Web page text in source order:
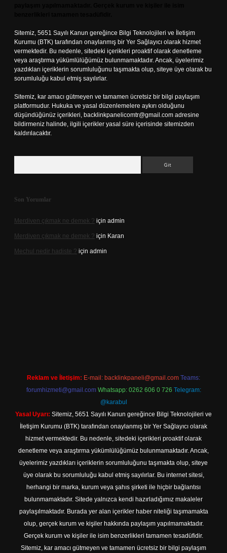
Sitemiz, 5651 Sayılı Kanun gereğince Bilgi Teknolojileri ve İletişim
Kurumu (BTK) tarafından onaylanmış bir Yer Sağlayıcı olarak hizmet
vermektedir. Bu nedenle, sitedeki içerikleri proaktif olarak denetleme
veya araştırma yükümlülüğümüz bulunmamaktadır. Ancak, üyelerimiz
yazdıkları içeriklerin sorumluluğunu taşımakta olup, siteye üye olarak bu
sorumluluğu kabul etmiş sayılırlar.
Sitemiz, kar amacı gütmeyen ve tamamen ücretsiz bir bilgi paylaşım
platformudur. Hukuka ve yasal düzenlemelere aykırı olduğunu
düşündüğünüz içerikleri, backlinkpanelicomtr@gmail.com adresine
bildirmeniz halinde, ilgili içerikler yasal süre içerisinde sitemizden
kaldırılacaktır.
Son Yorumlar
Merdiven çıkmak ne demek ? için admin
Merdiven çıkmak ne demek ? için Karan
Mechul nedir hadiste ? için admin
Reklam ve İletişim: E-mail: backlinkpaneli@gmail.com Teams:
forumhizmeti@gmail.com Whatsapp: 0262 606 0 726 Telegram:
@karabul
Yasal Uyarı: Sitemiz, 5651 Sayılı Kanun gereğince Bilgi Teknolojileri ve
İletişim Kurumu (BTK) tarafından onaylanmış bir Yer Sağlayıcı olarak
hizmet vermektedir. Bu nedenle, sitedeki içerikleri proaktif olarak
denetleme veya araştırma yükümlülüğümüz bulunmamaktadır. Ancak,
üyelerimiz yazdıkları içeriklerin sorumluluğunu taşımakta olup, siteye
üye olarak bu sorumluluğu kabul etmiş sayılırlar. Bu internet sitesi,
herhangi bir marka, kurum veya şahıs şirketi ile hiçbir bağlantısı
bulunmamaktadır. Sitede yalnızca kendi hazırladığımız makaleler
paylaşılmaktadır. Burada yer alan içerikler haber niteliği taşımamakta
olup, gerçek kurum ve kişiler hakkında paylaşım yapılmamaktadır.
Gerçek kurum ve kişiler ile isim benzerlikleri tamamen tesadüfidir.
Sitemiz, kar amacı gütmeyen ve tamamen ücretsiz bir bilgi paylaşım